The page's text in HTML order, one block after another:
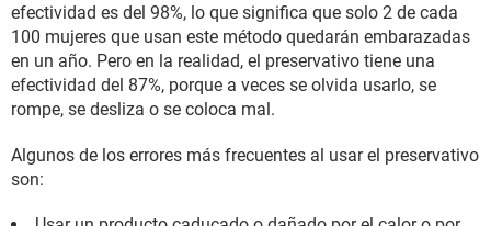
efectividad es del 98%, lo que significa que solo 2 de cada
100 mujeres que usan este método quedarán embarazadas
en un año. Pero en la realidad, el preservativo tiene una
efectividad del 87%, porque a veces se olvida usarlo, se
rompe, se desliza o se coloca mal.
Algunos de los errores más frecuentes al usar el preservativo
son: